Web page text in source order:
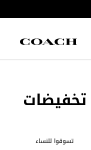
تخفيضات
تسوقوا للنساء